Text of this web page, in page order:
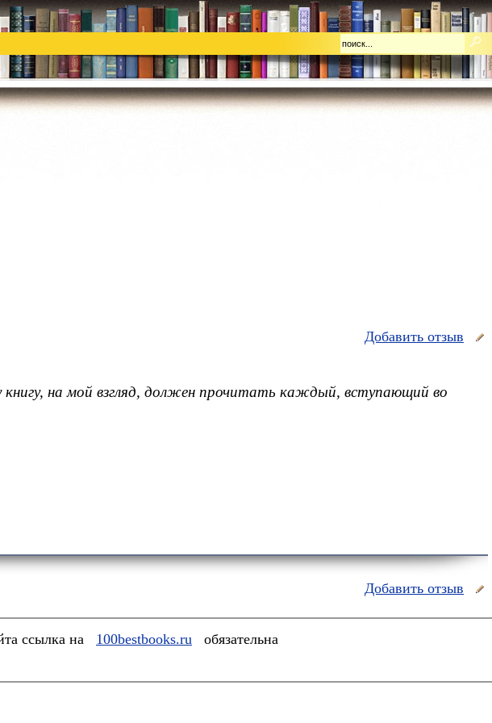
Добавить отзыв
на мой взгляд, должен прочитать каждый, вступающий во
Добавить отзыв
ссылка на 100bestbooks.ru
обязательна